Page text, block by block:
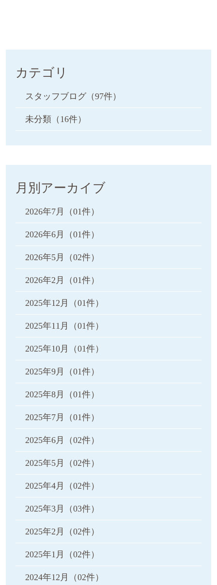
カテゴリ
スタッフブログ（97件）
未分類 （16件）
月別アーカイブ
2026年7月 （01件）
2026年6月 （01件）
2026年5月 （02件）
2026年2月 （01件）
2025年12月 （01件）
2025年11月 （01件）
2025年10月 （01件）
2025年9月 （01件）
2025年8月 （01件）
2025年7月 （01件）
2025年6月 （02件）
2025年5月 （02件）
2025年4月 （02件）
2025年3月 （03件）
2025年2月 （02件）
2025年1月 （02件）
2024年12月 （02件）